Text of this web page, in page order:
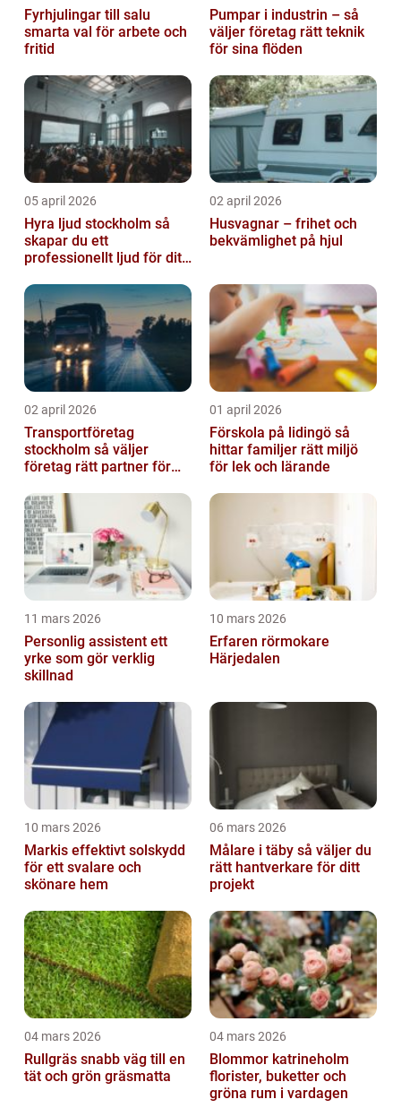
Fyrhjulingar till salu
smarta val för arbete och
fritid
Pumpar i industrin – så
väljer företag rätt teknik
för sina flöden
05 april 2026
Hyra ljud stockholm så
skapar du ett
professionellt ljud för ditt
02 april 2026
Husvagnar – frihet och
bekvämlighet på hjul
02 april 2026
Transportföretag
stockholm så väljer
företag rätt partner för
01 april 2026
Förskola på lidingö så
hittar familjer rätt miljö
för lek och lärande
11 mars 2026
Personlig assistent ett
yrke som gör verklig
skillnad
10 mars 2026
Erfaren rörmokare
Härjedalen
10 mars 2026
Markis effektivt solskydd
för ett svalare och
skönare hem
06 mars 2026
Målare i täby så väljer du
rätt hantverkare för ditt
projekt
04 mars 2026
Rullgräs snabb väg till en
tät och grön gräsmatta
04 mars 2026
Blommor katrineholm
florister, buketter och
gröna rum i vardagen